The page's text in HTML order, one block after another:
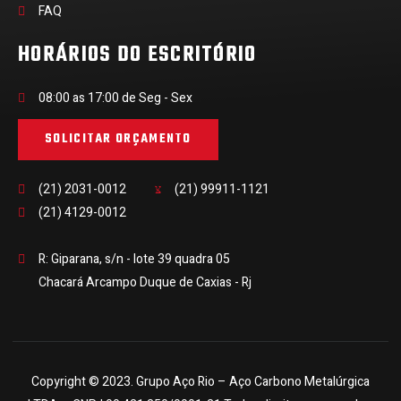
FAQ
HORÁRIOS DO ESCRITÓRIO
08:00 as 17:00 de Seg - Sex
SOLICITAR ORÇAMENTO
(21) 2031-0012
(21) 99911-1121
(21) 4129-0012
R: Giparana, s/n - lote 39 quadra 05
Chacará Arcampo Duque de Caxias - Rj
Copyright © 2023. Grupo Aço Rio – Aço Carbono Metalúrgica